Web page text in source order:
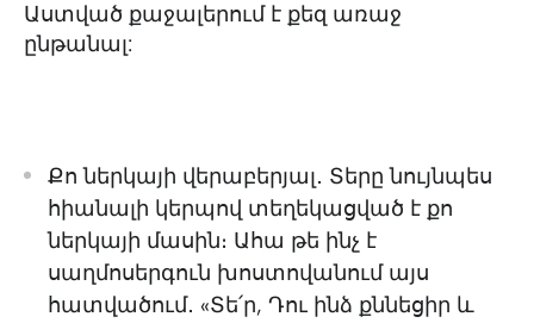
Աստված քաջալերում է քեզ առաջ
ընթանալ:
Քո ներկայի վերաբերյալ․ Տերը նույնպես
հիանալի կերպով տեղեկացված է քո
ներկայի մասին։ Ահա թե ինչ է
սաղմոսերգուն խոստովանում այս
հատվածում․ «Տե՛ր, Դու ինձ քննեցիր և